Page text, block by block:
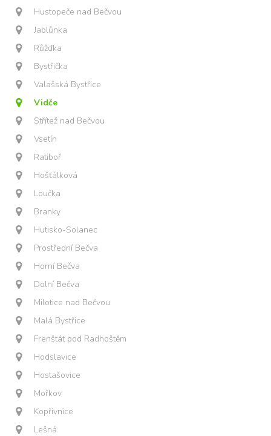
Hustopeče nad Bečvou
Jablůnka
Růžďka
Bystřička
Valašská Bystřice
Vidče
Střítež nad Bečvou
Vsetín
Ratiboř
Hošťálková
Loučka
Branky
Hutisko-Solanec
Prostřední Bečva
Horní Bečva
Dolní Bečva
Milotice nad Bečvou
Malá Bystřice
Frenštát pod Radhoštěm
Hodslavice
Hostašovice
Mořkov
Kopřivnice
Lešná